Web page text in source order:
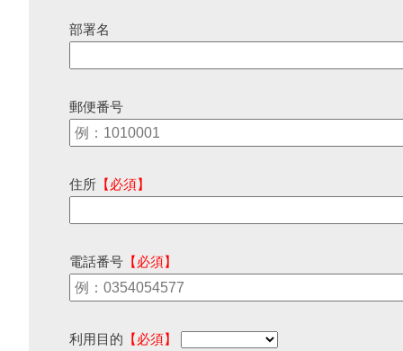
部署名
郵便番号
住所 【必須】
電話番号 【必須】
利用目的 【必須】